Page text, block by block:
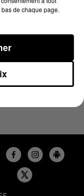
de chaque page.